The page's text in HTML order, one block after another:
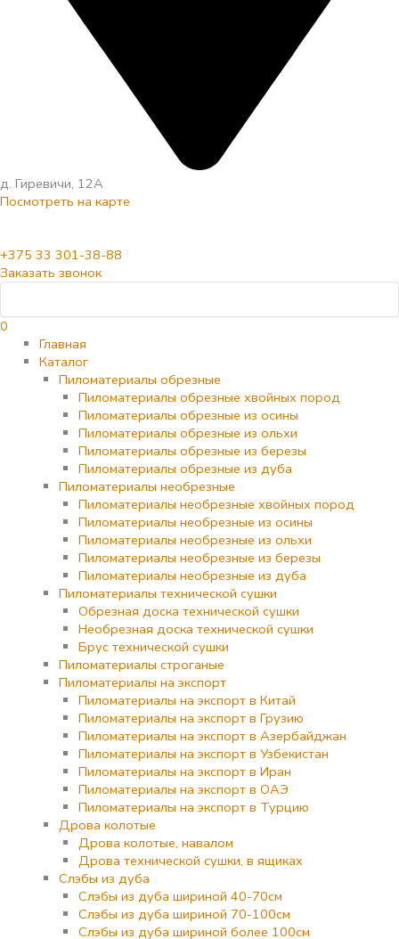
д. Гиревичи, 12А
Посмотреть на карте
+375 33 301-38-88
Заказать звонок
0
Главная
Каталог
Пиломатериалы обрезные
Пиломатериалы обрезные хвойных пород
Пиломатериалы обрезные из осины
Пиломатериалы обрезные из ольхи
Пиломатериалы обрезные из березы
Пиломатериалы обрезные из дуба
Пиломатериалы необрезные
Пиломатериалы необрезные хвойных пород
Пиломатериалы необрезные из осины
Пиломатериалы необрезные из ольхи
Пиломатериалы необрезные из березы
Пиломатериалы необрезные из дуба
Пиломатериалы технической сушки
Обрезная доска технической сушки
Необрезная доска технической сушки
Брус технической сушки
Пиломатериалы строганые
Пиломатериалы на экспорт
Пиломатериалы на экспорт в Китай
Пиломатериалы на экспорт в Грузию
Пиломатериалы на экспорт в Азербайджан
Пиломатериалы на экспорт в Узбекистан
Пиломатериалы на экспорт в Иран
Пиломатериалы на экспорт в ОАЭ
Пиломатериалы на экспорт в Турцию
Дрова колотые
Дрова колотые, навалом
Дрова технической сушки, в ящиках
Слэбы из дуба
Слэбы из дуба шириной 40-70см
Слэбы из дуба шириной 70-100см
Слэбы из дуба шириной более 100см